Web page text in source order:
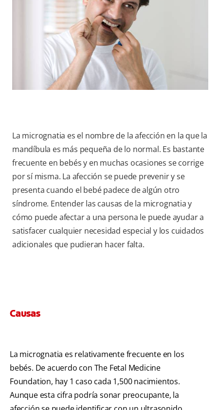
La micrognatia es el nombre de la afección en la que la
mandíbula es más pequeña de lo normal. Es bastante
frecuente en bebés y en muchas ocasiones se corrige
por sí misma. La afección se puede prevenir y se
presenta cuando el bebé padece de algún otro
síndrome. Entender las causas de la micrognatia y
cómo puede afectar a una persona le puede ayudar a
satisfacer cualquier necesidad especial y los cuidados
adicionales que pudieran hacer falta.
Causas
La micrognatia es relativamente frecuente en los
bebés. De acuerdo con The Fetal Medicine
Foundation, hay 1 caso cada 1,500 nacimientos.
Aunque esta cifra podría sonar preocupante, la